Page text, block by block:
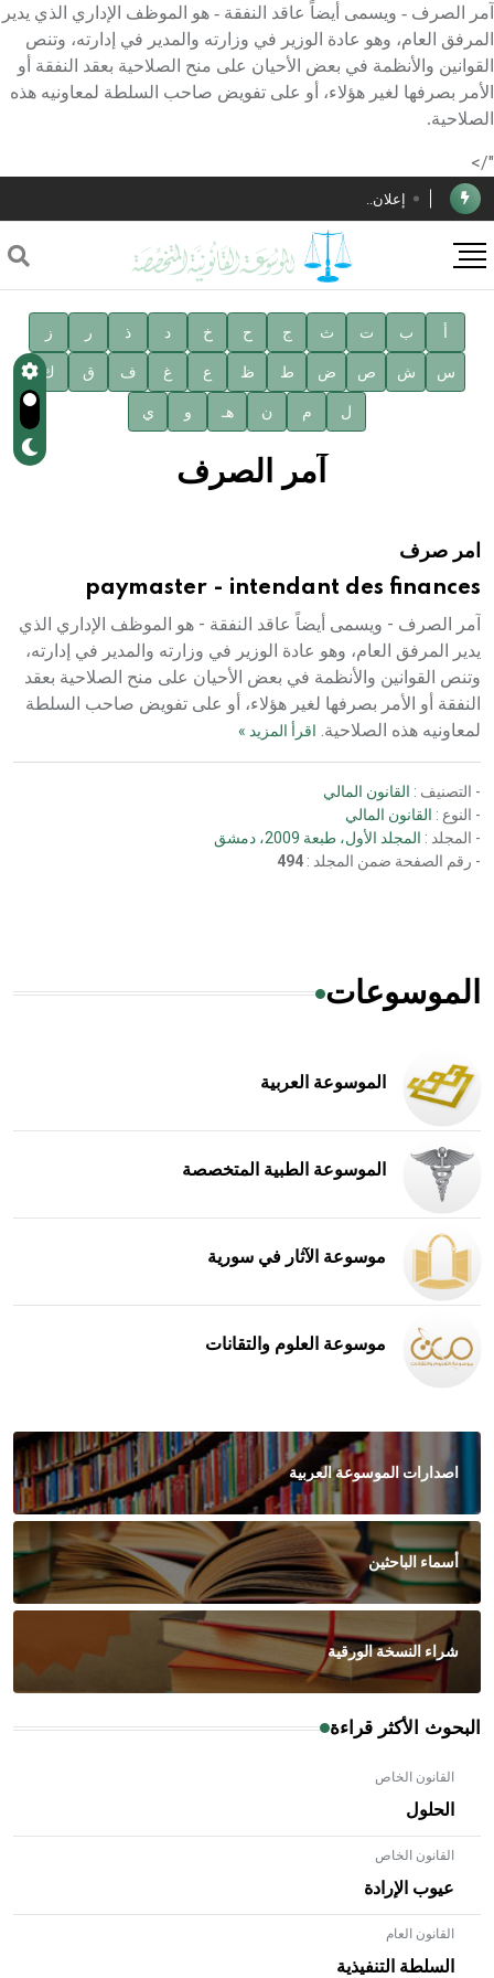
آمر الصرف - ويسمى أيضاً عاقد النفقة - هو الموظف الإداري الذي يدير
المرفق العام، وهو عادة الوزير في وزارته والمدير في إدارته، وتنص
القوانين والأنظمة في بعض الأحيان على منح الصلاحية بعقد النفقة أو
الأمر بصرفها لغير هؤلاء، أو على تفويض صاحب السلطة لمعاونيه هذه
الصلاحية.
"/>
إعلان..
فوز الأستاذ الدكتور محمود السيد بجائزة مجمع الملك سليمان
العالمي للغة العربية
صدور المجلد الثامن عشر من الموسوعة الطبية
صدور المجلد السابع من موسوعة الآثار في سورية
توصيات مجلس الإدارة
شهر الكتاب السوري
الأستاذ إياد خالد الطباع مدير عام لهيئة الموسوعة العربية
أ ب ت ث ج ح خ د ذ ر ز
س ش ص ض ط ظ ع غ ف ق ك
ل م ن هـ و ي
آمر الصرف
امر صرف
paymaster - intendant des finances
آمر الصرف - ويسمى أيضاً عاقد النفقة - هو الموظف الإداري الذي
يدير المرفق العام، وهو عادة الوزير في وزارته والمدير في إدارته،
وتنص القوانين والأنظمة في بعض الأحيان على منح الصلاحية بعقد
النفقة أو الأمر بصرفها لغير هؤلاء، أو على تفويض صاحب السلطة
لمعاونيه هذه الصلاحية. اقرأ المزيد »
- التصنيف : القانون المالي
- النوع : القانون المالي
- المجلد : المجلد الأول، طبعة 2009، دمشق
- رقم الصفحة ضمن المجلد : 494
الموسوعات
الموسوعة العربية
الموسوعة الطبية المتخصصة
موسوعة الآثار في سورية
موسوعة العلوم والتقانات
اصدارات الموسوعة العربية
أسماء الباحثين
شراء النسخة الورقية
البحوث الأكثر قراءة
القانون الخاص
الحلول
القانون الخاص
عيوب الإرادة
القانون العام
السلطة التنفيذية